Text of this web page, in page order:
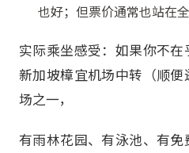
也好；但票价通常也站在
实际乘坐感受：如果你不
新加坡樟宜机场中转（顺
场之一，
有雨林花园、有泳池、有